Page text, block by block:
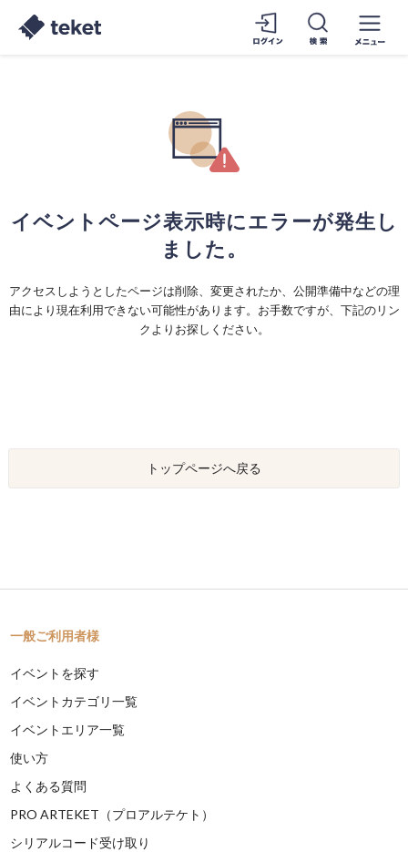
イベントページ表示時にエラーが発生し
ました。
アクセスしようとしたページは削除、変更されたか、公開準備中などの理
由により現在利用できない可能性があります。お手数ですが、下記のリン
クよりお探しください。
トップページへ戻る
一般ご利用者様
イベントを探す
イベントカテゴリ一覧
イベントエリア一覧
使い方
よくある質問
PRO ARTEKET（プロアルテケト）
シリアルコード受け取り